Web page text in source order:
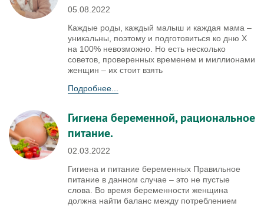
05.08.2022
Каждые роды, каждый малыш и каждая мама –
уникальны, поэтому и подготовиться ко дню Х
на 100% невозможно. Но есть несколько
советов, проверенных временем и миллионами
женщин – их стоит взять
Подробнее...
Гигиена беременной, рациональное
питание.
02.03.2022
Гигиена и питание беременных Правильное
питание в данном случае – это не пустые
слова. Во время беременности женщина
должна найти баланс между потреблением